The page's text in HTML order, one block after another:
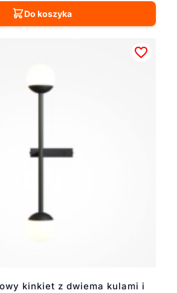
Do koszyka
kinkiet z dwiema kulami i